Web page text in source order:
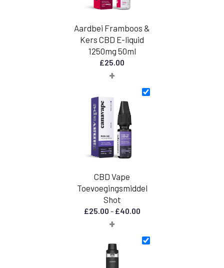
Aardbei Framboos &
Kers CBD E-liquid
1250mg 50ml
£25.00
+
CBD Vape
Toevoegingsmiddel
Shot
£25.00 - £40.00Prijsklasse:
tot
+